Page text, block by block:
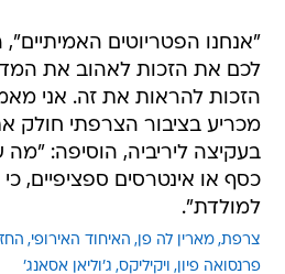
"אנחנו הפטריוטים האמיתיים",
לכם את הזכות לאהוב את
הזכות להראות את זה. אני
מכריע בציבור הצרפתי חולק
בעקיצה ליריביה, הוסיפה: "מה
כסף או אינטרסים ספציפיים,
למולדת".
צרפת מארין לה פן האיחוד האירופי
פרנסואה פיון
ויקיליקס ג'וליאן אסאנג'